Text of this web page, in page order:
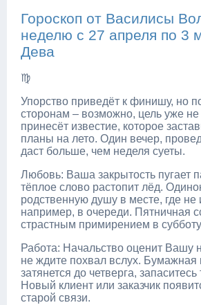
Гороскоп от Василисы
неделю с 27 апреля по 3
Дева
♍
Упорство приведёт к финишу, но
сторонам – возможно, цель уже
принесёт известие, которое
планы на лето. Один вечер,
даст больше, чем неделя суеты.
Любовь: Ваша закрытость пугает
тёплое слово растопит лёд.
родственную душу в месте, где не
например, в очереди. Пятничная
страстным примирением в
Работа: Начальство оценит Вашу
не ждите похвал вслух. Бумажная
затянется до четверга,
Новый клиент или заказчик
старой связи.